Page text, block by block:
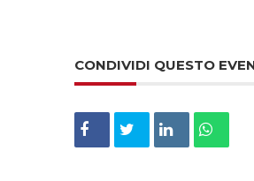
CONDIVIDI QUESTO